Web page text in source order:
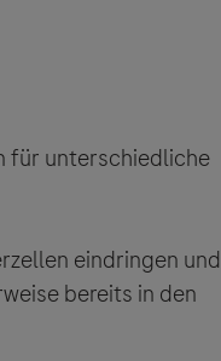
für unterschiedliche
eindringen und
bereits in den